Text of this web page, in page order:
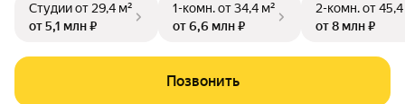
Студииот 29,4 м²
от 5,1 млн ₽
1-комн.от 34,4 м²
от 6,6 млн ₽
2-комн.от
от 8 млн ₽
Позвонить